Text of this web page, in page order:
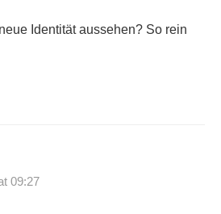
Identität aussehen? So rein
09:27